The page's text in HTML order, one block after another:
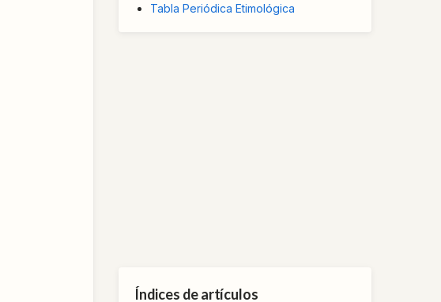
Tabla Periódica Etimológica
Índices de artículos